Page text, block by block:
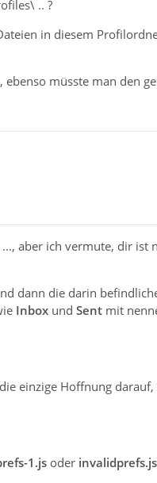
.. ?
in diesem
müsste man den
aber ich vermute, dir ist
dann die darin
Inbox und Sent mit
einzige Hoffnung darauf,
1.js oder invalidprefs.js